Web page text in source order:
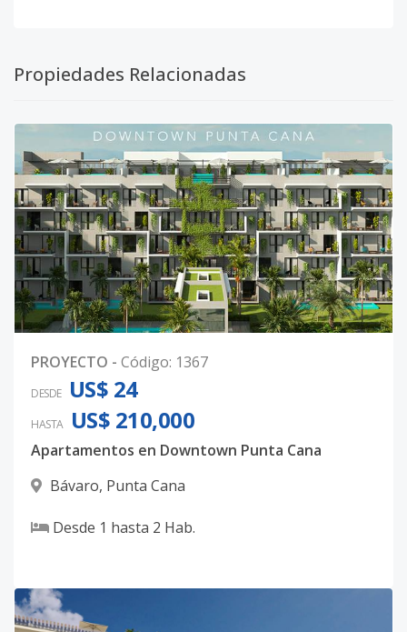
Propiedades Relacionadas
PROYECTO - Código: 1367
DESDE US$ 24
HASTA US$ 210,000
Apartamentos en Downtown Punta Cana
Bávaro, Punta Cana
Desde 1 hasta 2 Hab.